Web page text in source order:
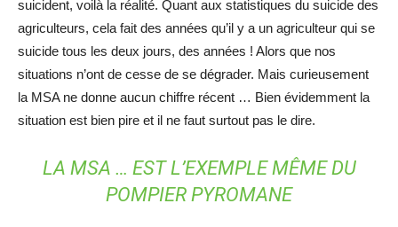
suicident, voilà la réalité. Quant aux statistiques du suicide des
agriculteurs, cela fait des années qu’il y a un agriculteur qui se
suicide tous les deux jours, des années ! Alors que nos
situations n’ont de cesse de se dégrader. Mais curieusement
la MSA ne donne aucun chiffre récent … Bien évidemment la
situation est bien pire et il ne faut surtout pas le dire.
LA MSA … EST L’EXEMPLE MÊME DU
POMPIER PYROMANE